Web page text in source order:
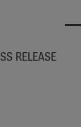
RELEASE